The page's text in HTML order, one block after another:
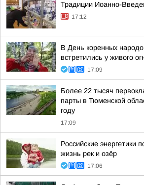
Традиции Иоанно-
17:12
В День коренных
встретились у живого
17:09
Более 22 тысяч
парты в Тюменской
году
17:09
Российские энергетики
жизнь рек и озёр
17:06